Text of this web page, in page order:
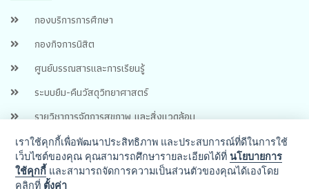
กองบริการการศึกษา
กองกิจการนิสิต
ศูนย์บรรณสารและการเรียนรู้
ระบบยืม-คืนวัสดุวิทยาศาสตร์
รายวิชาการจัดการสุขภาพ และสิ่งแวดล้อม
เราใช้คุกกี้เพื่อพัฒนาประสิทธิภาพ และประสบการณ์ที่ดีในการใช้
เว็บไซต์ของคุณ คุณสามารถศึกษารายละเอียดได้ที่นโยบายการ
ใช้คุกกี้ และสามารถจัดการความเป็นส่วนตัวของคุณได้เองโดย
คลิกที่ ตั้งค่า